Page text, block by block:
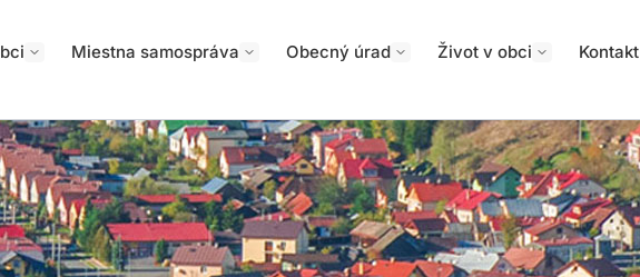
Miestna samospráva Obecný úrad Život v obci Kontakt